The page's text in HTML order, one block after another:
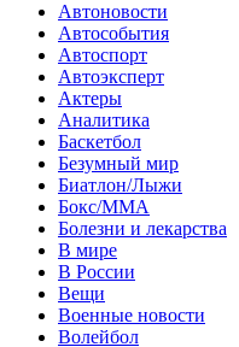
Автоновости
Автособытия
Автоспорт
Автоэксперт
Актеры
Аналитика
Баскетбол
Безумный мир
Биатлон/Лыжи
Бокс/MMA
Болезни и лекарства
В мире
В России
Вещи
Военные новости
Волейбол